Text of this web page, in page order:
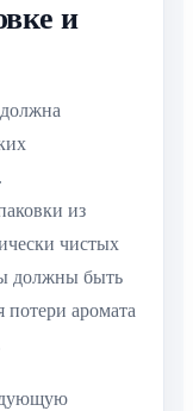
и
из
чистых
должны быть
аромата